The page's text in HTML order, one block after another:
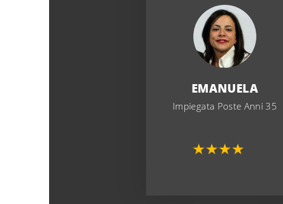
EMANUELA
Impiegata Poste Anni 35